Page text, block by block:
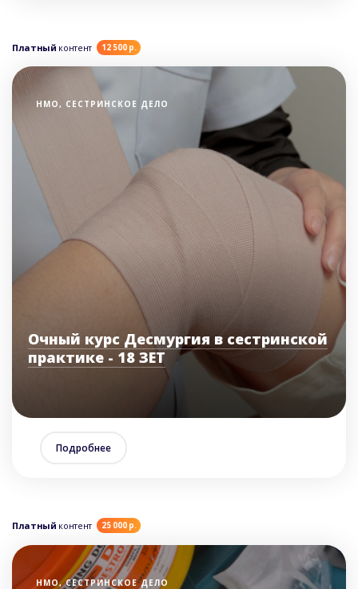
Платный контент 12 500 р.
НМО, СЕСТРИНСКОЕ ДЕЛО
Очный курс Десмургия в сестринской
практике - 18 ЗЕТ
Подробнее
Платный контент 25 000 р.
НМО, СЕСТРИНСКОЕ ДЕЛО